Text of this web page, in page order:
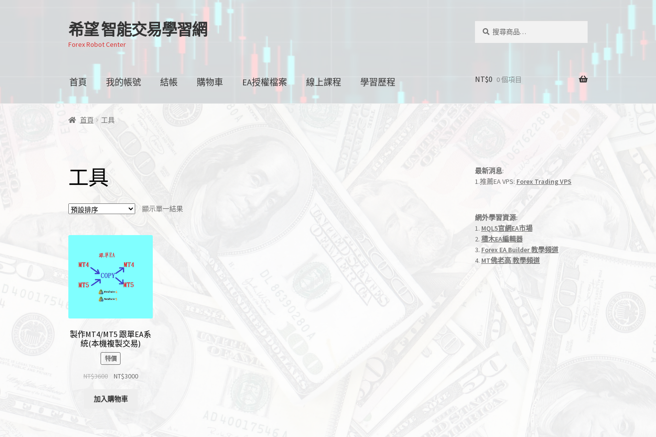
跳
至
導
跳
至
主
容
希望 智能交易學習網
Forex Robot Center
首頁 我的帳號 結帳 購物車 EA授權檔案 線上課程 學習歷程 NT$0 0 個項目
首頁 工具
工具
顯示單一結果
製作MT4/MT5 跟單EA系
統(本機複製交易)
特價
NT$3600 NT$3000
加入購物車
最新消息:
1.推薦EA VPS: Forex Trading VPS
網外學習資源:
1. MQL5官網EA市場
2. 積木EA編輯器
3. Forex EA Builder 教學頻道
4. MT佛老高 教學頻道